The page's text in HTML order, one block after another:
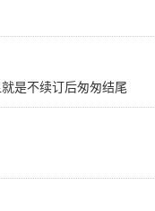
是不续订后匆匆结尾